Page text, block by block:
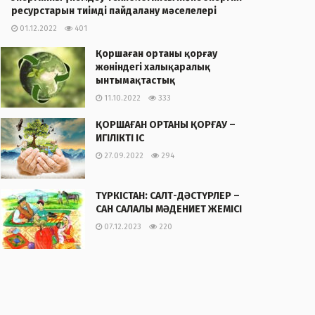
ресурстарын тиімді пайдалану мәселелері
01.12.2022 401
Қоршаған ортаны қорғау
жөніндегі халықаралық
ынтымақтастық
11.10.2022 333
ҚОРШАҒАН ОРТАНЫ ҚОРҒАУ –
ИГІЛІКТІ ІС
27.09.2022 294
ТҮРКІСТАН: САЛТ-ДӘСТҮРЛЕР –
САН САЛАЛЫ МӘДЕНИЕТ ЖЕМІСІ
07.12.2023 220